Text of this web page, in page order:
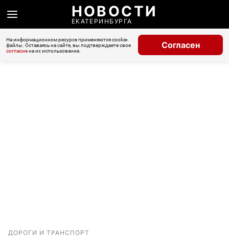
НОВОСТИ
ЕКАТЕРИНБУРГА
На информационном ресурсе применяются cookie-
файлы. Оставаясь на сайте, вы подтверждаете свое
согласиена их использование.
Согласен
ДОРОГИ И ТРАНСПОРТ